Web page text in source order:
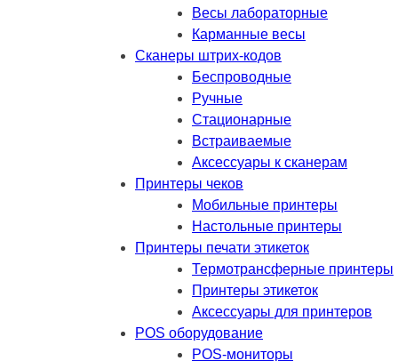
Весы лабораторные
Карманные весы
Сканеры штрих-кодов
Беспроводные
Ручные
Стационарные
Встраиваемые
Аксессуары к сканерам
Принтеры чеков
Мобильные принтеры
Настольные принтеры
Принтеры печати этикеток
Термотрансферные принтеры
Принтеры этикеток
Аксессуары для принтеров
POS оборудование
POS-мониторы